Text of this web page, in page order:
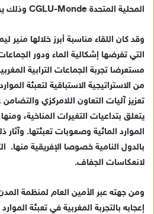
تالمحلية المتحدة CGLU-Monde وذلك يوم الثلاثاء 21 مارس 2023.
وقد كان اللقاء مناسبة أبرز خلالها
التي تفرضها إشكالية الماء ودور
مستعرضا تجربة الجماعات الترابية
من الاستراتيجية الاستباقية لتعبئة
تعزيز آليات التعاون اللامركزي
يتعلق بتداعيات التغيرات المناخية،
الموارد المائية وصعوبات تعبئتها. وآثار
بالدول النامية خصوصا الإفريقية منها.
لانعكاسات الجفاف.
ومن جهته عبر الأمين العام لمنظمة
إعجابه بالتجربة المغربية في تعبئة